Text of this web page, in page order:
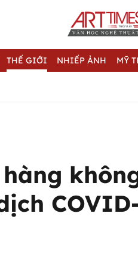
THẾ GIỚI NHIẾP ẢNH MỸ